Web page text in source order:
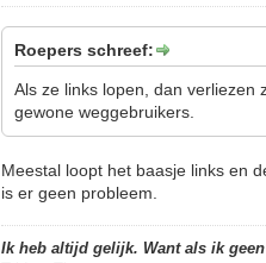
Roepers schreef:
Als ze links lopen, dan verliezen
gewone weggebruikers.
Meestal loopt het baasje links en
is er geen probleem.
Ik heb altijd gelijk. Want als ik